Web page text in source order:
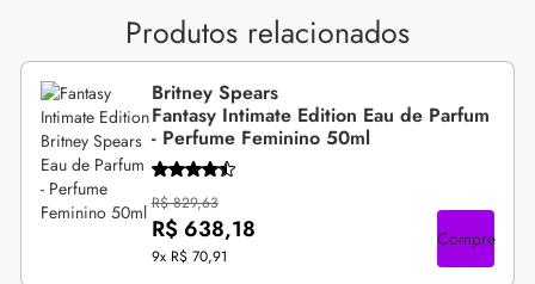
Produtos relacionados
Britney Spears
Fantasy Intimate Edition Eau de Parfum
- Perfume Feminino 50ml
R$ 829,63
R$ 638,18
9x R$ 70,91
Compre